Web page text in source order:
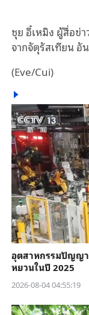
ชุย อี๋เหมิง ผู้สื่อข่
จากจัตุรัสเทียน อั
(Eve/Cui)
อุตสาหกรรมปัญญา
หยวนในปี 2025
2026-08-04 04:55:19